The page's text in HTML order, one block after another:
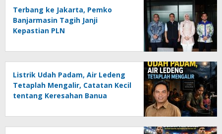
Terbang ke Jakarta, Pemko
Banjarmasin Tagih Janji
Kepastian PLN
Listrik Udah Padam, Air Ledeng
Tetaplah Mengalir, Catatan Kecil
tentang Keresahan Banua
Ancaman Lingkungan, Oleh :
Helmi Rifai, SH